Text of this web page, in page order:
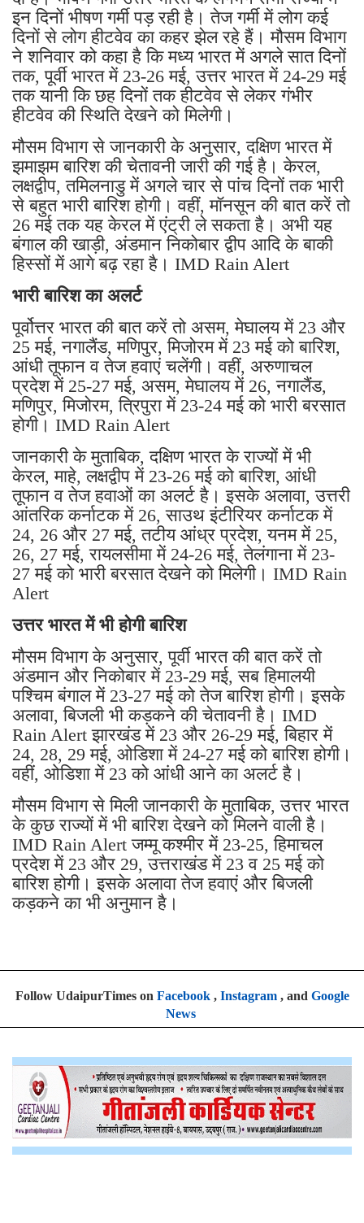
इन दिनों भीषण गर्मी पड़ रही है। तेज गर्मी में लोग कई
दिनों से लोग हीटवेव का कहर झेल रहे हैं। मौसम विभाग
ने शनिवार को कहा है कि मध्य भारत में अगले सात दिनों
तक, पूर्वी भारत में 23-26 मई, उत्तर भारत में 24-29 मई
तक यानी कि छह दिनों तक हीटवेव से लेकर गंभीर
हीटवेव की स्थिति देखने को मिलेगी।
मौसम विभाग से जानकारी के अनुसार, दक्षिण भारत में
झमाझम बारिश की चेतावनी जारी की गई है। केरल,
लक्षद्वीप, तमिलनाडु में अगले चार से पांच दिनों तक भारी
से बहुत भारी बारिश होगी। वहीं, मॉनसून की बात करें तो
26 मई तक यह केरल में एंट्री ले सकता है। अभी यह
बंगाल की खाड़ी, अंडमान निकोबार द्वीप आदि के बाकी
हिस्सों में आगे बढ़ रहा है। IMD Rain Alert
भारी बारिश का अलर्ट
पूर्वोत्तर भारत की बात करें तो असम, मेघालय में 23 और
25 मई, नगालैंड, मणिपुर, मिजोरम में 23 मई को बारिश,
आंधी तूफान व तेज हवाएं चलेंगी। वहीं, अरुणाचल
प्रदेश में 25-27 मई, असम, मेघालय में 26, नगालैंड,
मणिपुर, मिजोरम, त्रिपुरा में 23-24 मई को भारी बरसात
होगी। IMD Rain Alert
जानकारी के मुताबिक, दक्षिण भारत के राज्यों में भी
केरल, माहे, लक्षद्वीप में 23-26 मई को बारिश, आंधी
तूफान व तेज हवाओं का अलर्ट है। इसके अलावा, उत्तरी
आंतरिक कर्नाटक में 26, साउथ इंटीरियर कर्नाटक में
24, 26 और 27 मई, तटीय आंध्र प्रदेश, यनम में 25,
26, 27 मई, रायलसीमा में 24-26 मई, तेलंगाना में 23-
27 मई को भारी बरसात देखने को मिलेगी। IMD Rain
Alert
उत्तर भारत में भी होगी बारिश
मौसम विभाग के अनुसार, पूर्वी भारत की बात करें तो
अंडमान और निकोबार में 23-29 मई, सब हिमालयी
पश्चिम बंगाल में 23-27 मई को तेज बारिश होगी। इसके
अलावा, बिजली भी कड़कने की चेतावनी है। IMD
Rain Alert झारखंड में 23 और 26-29 मई, बिहार में
24, 28, 29 मई, ओडिशा में 24-27 मई को बारिश होगी।
वहीं, ओडिशा में 23 को आंधी आने का अलर्ट है।
मौसम विभाग से मिली जानकारी के मुताबिक, उत्तर भारत
के कुछ राज्यों में भी बारिश देखने को मिलने वाली है।
IMD Rain Alert जम्मू कश्मीर में 23-25, हिमाचल
प्रदेश में 23 और 29, उत्तराखंड में 23 व 25 मई को
बारिश होगी। इसके अलावा तेज हवाएं और बिजली
कड़कने का भी अनुमान है।
Follow UdaipurTimes on Facebook, Instagram, and Google
News